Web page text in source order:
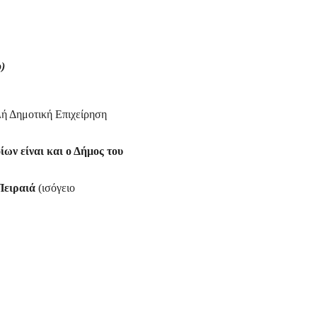
Δημοτική Επιχείρηση
είναι και ο Δήμος του
(ισόγειο